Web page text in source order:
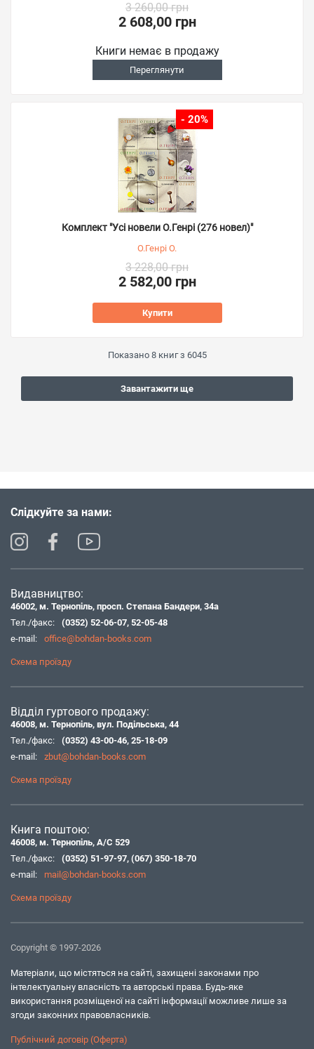
3 260,00 грн
2 608,00 грн
Книги немає в продажу
Переглянути
- 20%
Комплект "Усі новели О.Генрі (276 новел)"
О.Генрі О.
3 228,00 грн
2 582,00 грн
Купити
Показано 8книг з 6045
Завантажити ще
Слідкуйте за нами:
Видавництво:
46002, м. Тернопіль, просп. Степана Бандери, 34а
Тел./факс:
(0352) 52-06-07, 52-05-48
e-mail:
office@bohdan-books.com
Схема проїзду
Відділ гуртового продажу:
46008, м. Тернопіль, вул. Подільська, 44
Тел./факс:
(0352) 43-00-46, 25-18-09
e-mail:
zbut@bohdan-books.com
Схема проїзду
Книга поштою:
46008, м. Тернопіль, А/С 529
Тел./факс:
(0352) 51-97-97, (067) 350-18-70
e-mail:
mail@bohdan-books.com
Схема проїзду
Copyright © 1997-2026
Матеріали, що містяться на сайті, захищені законами про
інтелектуальну власність та авторські права. Будь-яке
використання розміщеної на сайті інформації можливе лише за
згоди законних правовласників.
Публічний договір (Оферта)